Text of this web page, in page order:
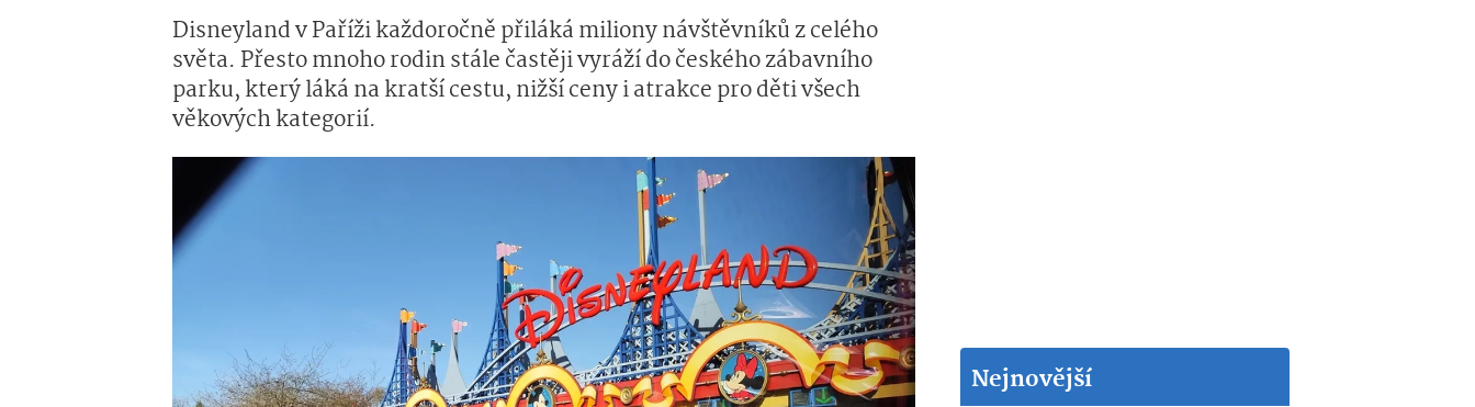
Disneyland v Paříži každoročně přiláká miliony návštěvníků z celého
světa. Přesto mnoho rodin stále častěji vyráží do českého zábavního
parku, který láká na kratší cestu, nižší ceny i atrakce pro děti všech
věkových kategorií.
Nejnovější